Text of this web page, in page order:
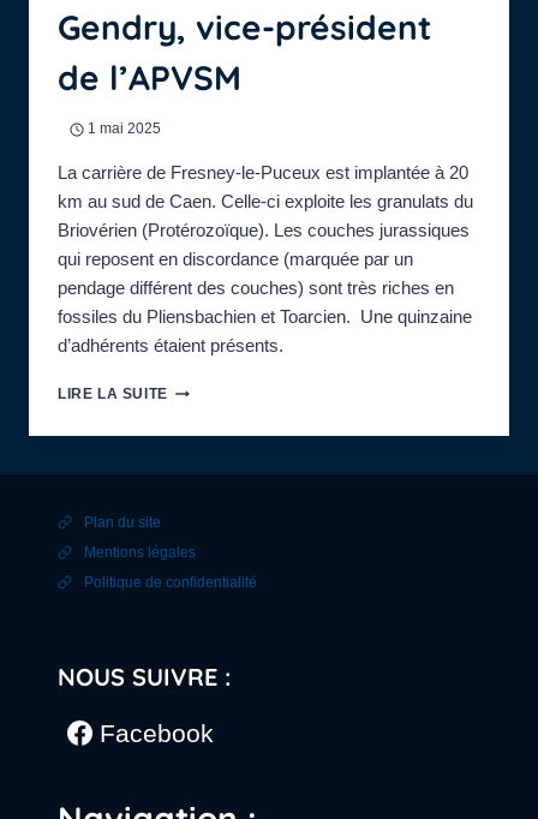
Gendry, vice-président
de l’APVSM
1 mai 2025
La carrière de Fresney-le-Puceux est implantée à 20
km au sud de Caen. Celle-ci exploite les granulats du
Briovérien (Protérozoïque). Les couches jurassiques
qui reposent en discordance (marquée par un
pendage différent des couches) sont très riches en
fossiles du Pliensbachien et Toarcien. Une quinzaine
d’adhérents étaient présents.
LIRE LA SUITELUNDI
AVRIL
:
LA
DAMIEN
VICE-
Plan du site
Mentions légales
Politique de confidentialité
NOUS SUIVRE :
Facebook